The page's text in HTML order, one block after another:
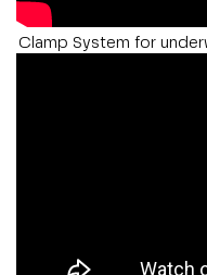
Clamp System for